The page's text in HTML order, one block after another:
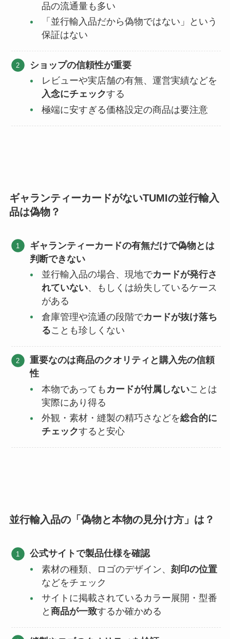
品の流通量も多い
「並行輸入品だから偽物ではない」という
保証はない
ショップの信頼性が重要
レビューや実店舗の有無、運営実績などを
入念にチェックする
極端に安すぎる価格設定の商品は要注意
ギャランティーカードがないTUMIの並行輸入
品は偽物？
ギャランティーカードの有無だけで偽物とは
判断できない
並行輸入品の場合、現地でカードが発行さ
れていない、もしくは紛失しているケース
がある
倉庫管理や流通の段階でカードが抜け落ち
ることも珍しくない
重要なのは商品のクオリティと購入先の信頼
性
本物であっても カードが付属しないことは
実際にあり得る
外観・素材・縫製の精巧さなどを総合的に
チェックすると安心
並行輸入品の「偽物と本物の見分け方」は？
公式サイトで製品仕様を確認
素材の種類、ロゴのデザイン、 刻印の位置
などをチェック
サイトに掲載されているカラー展開・型番
と 商品が一致するか確かめる